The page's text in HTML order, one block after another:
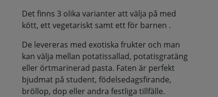
Det finns 3 olika varianter att välja på med
kött, ett vegetariskt samt ett för barnen .
De levereras med exotiska frukter och man
kan välja mellan potatissallad, potatisgratäng
eller örtmarinerad pasta. Faten är perfekt
bjudmat på student, födelsedagsfirande,
bröllop, dop eller andra festliga tillfälle.